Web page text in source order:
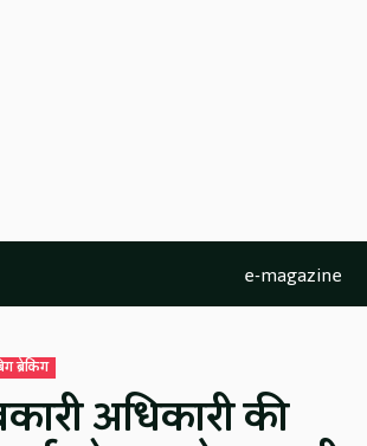
e-magazine
ब्रेकिंग
अधिकारी की